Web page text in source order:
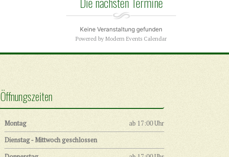
Keine Veranstaltung gefunden
Powered by Modern Events Calendar
Öffnungszeiten
Montag
ab 17:00 Uhr
Dienstag - Mittwoch geschlossen